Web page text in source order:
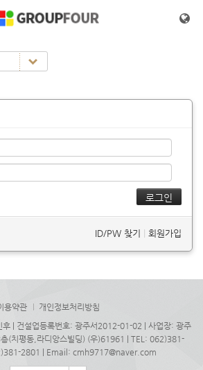
ID/PW 찾기 회원가입
용약관
개인정보처리방침
후 | 건설업등록번호: 광주서2012-01-02 | 사업장: 광주
(치평동,라디앙스빌딩) (우)61961 | TEL: 062)381-
2801 | Email: cmh9717@naver.com